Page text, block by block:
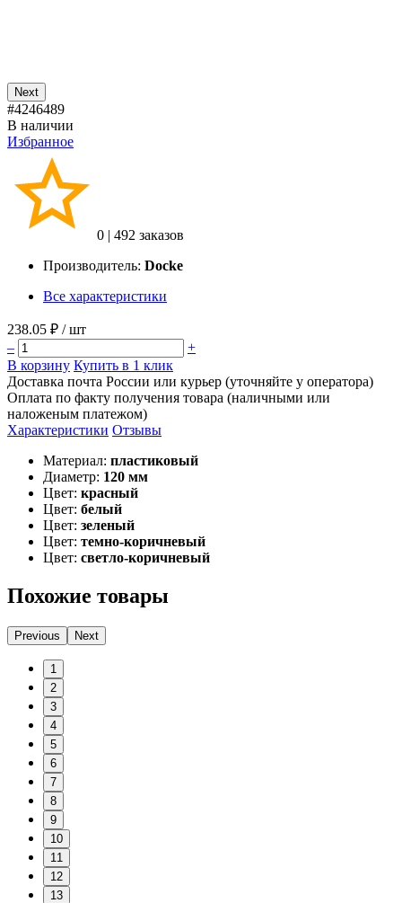
Next
#4246489
В наличии
Избранное
0 | 492 заказов
Производитель: Docke
Все характеристики
238.05 ₽ / шт
–
+
В корзину Купить в 1 клик
Доставка почта России или курьер (уточняйте у оператора)
Оплата по факту получения товара (наличными или
наложеным платежом)
Характеристики Отзывы
Материал: пластиковый
Диаметр: 120 мм
Цвет: красный
Цвет: белый
Цвет: зеленый
Цвет: темно-коричневый
Цвет: светло-коричневый
Похожие товары
Previous Next
1
2
3
4
5
6
7
8
9
10
11
12
13